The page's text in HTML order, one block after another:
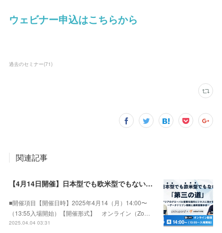
ウェビナー申込はこちらから
過去のセミナー(71)
関連記事
【4月14日開催】日本型でも欧米型でもない「第三の道」！ アジアのグローバル営業を国内ビジネスに活かす 〜データドリブン戦略と最新営業手法〜
■開催項目【開催日時】2025年4月14（月）14:00〜
（13:55入場開始）【開催形式】 オンライン（Zo…
2025.04.04 03:31